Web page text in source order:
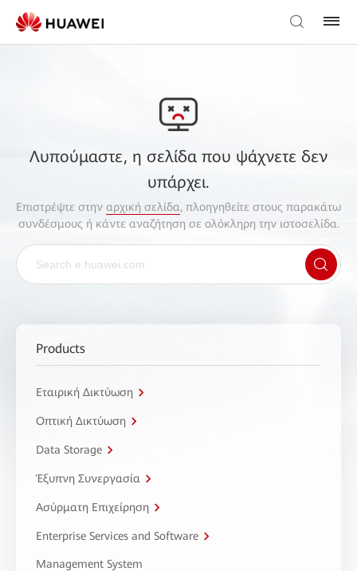
Λυπούμαστε, η σελίδα που ψάχνετε δεν
υπάρχει.
Επιστρέψτε στην αρχική σελίδα, πλοηγηθείτε στους παρακάτω
συνδέσμους ή κάντε αναζήτηση σε ολόκληρη την ιστοσελίδα.
Products
Εταιρική Δικτύωση
Οπτική Δικτύωση
Data Storage
Έξυπνη Συνεργασία
Ασύρματη Επιχείρηση
Enterprise Services and Software
Management System